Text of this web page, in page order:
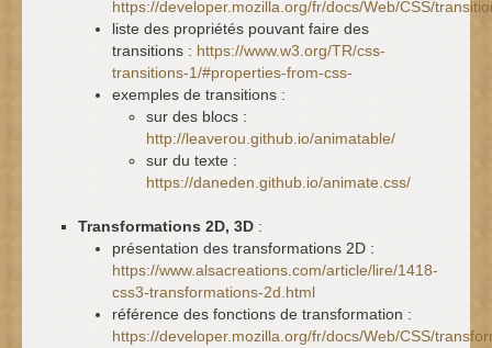
https://developer.mozilla.org/fr/docs/Web/CSS/
liste des propriétés pouvant faire des
transitions : https://www.w3.org/TR/css-
transitions-1/#properties-from-css-
exemples de transitions :
sur des blocs :
http://leaverou.github.io/animatable/
sur du texte :
https://daneden.github.io/animate.css/
Transformations 2D, 3D :
présentation des transformations 2D :
https://www.alsacreations.com/article/lire/1418-
css3-transformations-2d.html
référence des fonctions de transformation :
https://developer.mozilla.org/fr/docs/Web/CSS/